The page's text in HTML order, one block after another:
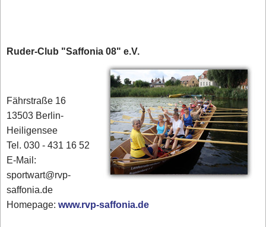
Ruder-Club "Saffonia 08" e.V.
Fährstraße 16
13503 Berlin-
Heiligensee
Tel. 030 - 431 16 52
E-Mail:
sportwart@rvp-
saffonia.de
Homepage:www.rvp-saffonia.de